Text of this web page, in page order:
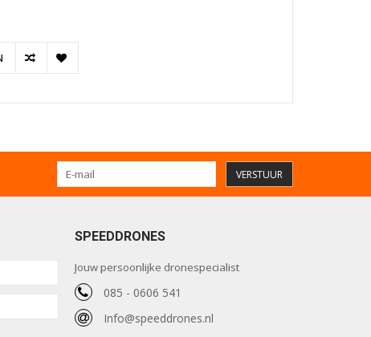
VERSTUUR
SPEEDDRONES
Jouw persoonlijke dronespecialist
085 - 0606 541
Info@speeddrones.nl